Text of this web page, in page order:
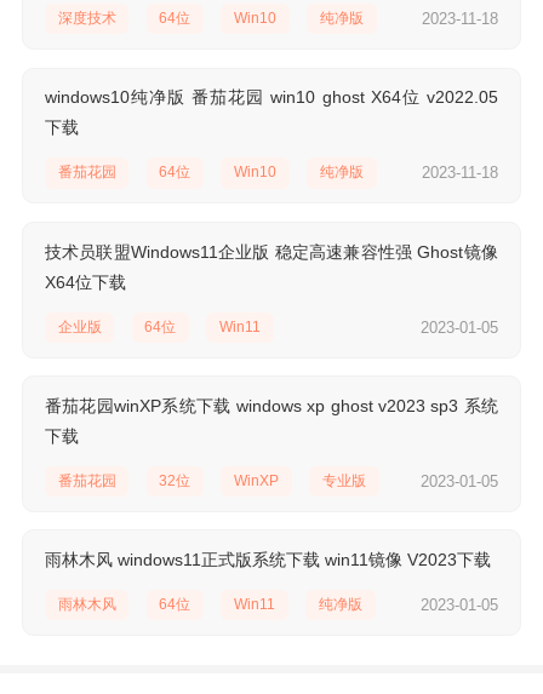
深度技术 64位 Win10 纯净版 2023-11-18
windows10纯净版 番茄花园 win10 ghost X64位 v2022.05
下载
番茄花园 64位 Win10 纯净版 2023-11-18
技术员联盟Windows11企业版 稳定高速兼容性强 Ghost镜像
X64位下载
企业版 64位 Win11 2023-01-05
番茄花园winXP系统下载 windows xp ghost v2023 sp3 系统
下载
番茄花园 32位 WinXP
专业版
2023-01-05
雨林木风 windows11正式版系统下载 win11镜像 V2023下载
雨林木风 64位 Win11 纯净版 2023-01-05